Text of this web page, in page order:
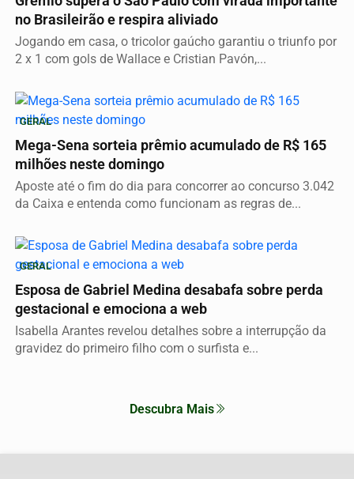
no Brasileirão e respira aliviado
Jogando em casa, o tricolor gaúcho garantiu o triunfo por
2 x 1 com gols de Wallace e Cristian Pavón,...
GERAL
Mega-Sena sorteia prêmio acumulado de R$ 165
milhões neste domingo
Aposte até o fim do dia para concorrer ao concurso 3.042
da Caixa e entenda como funcionam as regras de...
GERAL
Esposa de Gabriel Medina desabafa sobre perda
gestacional e emociona a web
Isabella Arantes revelou detalhes sobre a interrupção da
gravidez do primeiro filho com o surfista e...
Descubra Mais